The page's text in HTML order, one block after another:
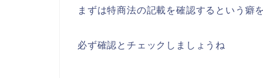
まずは特商法の記載を確認するという癖
必ず確認とチェックしましょうね